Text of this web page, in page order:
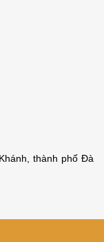
thành phố Đà